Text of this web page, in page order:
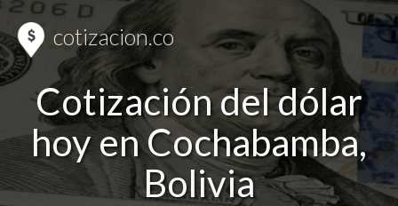
cotizacion.co
Cotización del dólar
hoy en Cochabamba,
Bolivia